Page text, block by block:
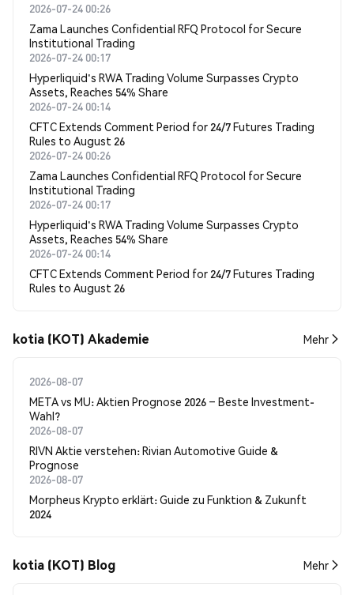
2026-07-24 00:26
Zama Launches Confidential RFQ Protocol for Secure
Institutional Trading
2026-07-24 00:17
Hyperliquid's RWA Trading Volume Surpasses Crypto
Assets, Reaches 54% Share
2026-07-24 00:14
CFTC Extends Comment Period for 24/7 Futures Trading
Rules to August 26
2026-07-24 00:26
Zama Launches Confidential RFQ Protocol for Secure
Institutional Trading
2026-07-24 00:17
Hyperliquid's RWA Trading Volume Surpasses Crypto
Assets, Reaches 54% Share
2026-07-24 00:14
CFTC Extends Comment Period for 24/7 Futures Trading
Rules to August 26
kotia (KOT) Akademie Mehr
2026-08-07
META vs MU: Aktien Prognose 2026 – Beste Investment-
Wahl?
2026-08-07
RIVN Aktie verstehen: Rivian Automotive Guide &
Prognose
2026-08-07
Morpheus Krypto erklärt: Guide zu Funktion & Zukunft
2024
kotia (KOT) Blog Mehr